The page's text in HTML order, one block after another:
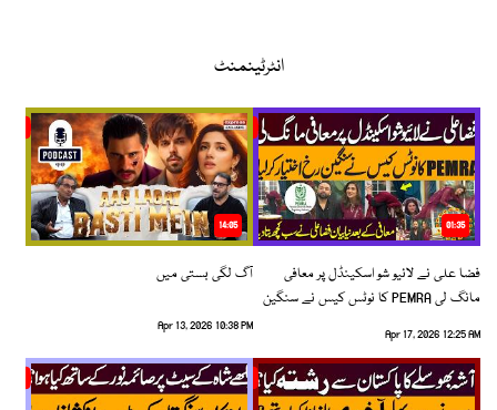
انٹرٹینمنٹ
01:35
فضا علی نے لائیو شو اسکینڈل پر معافی
مانگ لی PEMRA کا نوٹس کیس نے سنگین
Apr 17, 2026 12:25 AM
14:05
آگ لگی بستی میں
Apr 13, 2026 10:38 PM